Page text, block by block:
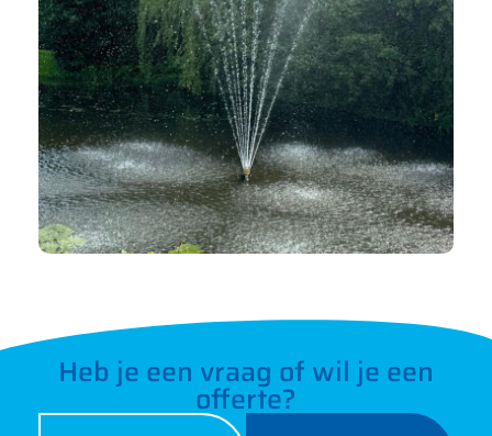
Heb je een vraag of wil je een
offerte?